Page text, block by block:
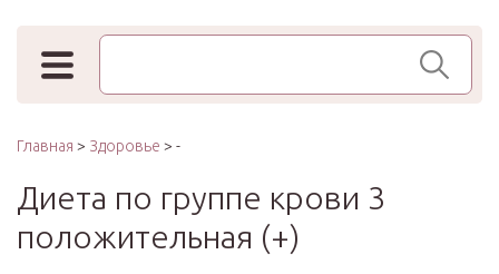
Поиск по сайту
Главная > Здоровье > -
Диета по группе крови 3
положительная (+)